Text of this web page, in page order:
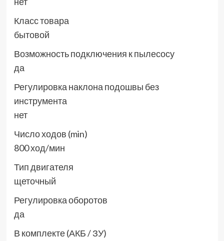
Класс товара
бытовой
Возможность подключения к пылесосу
да
Регулировка наклона подошвы без
инструмента
нет
Число ходов (min)
800 ход/мин
Тип двигателя
щеточный
Регулировка оборотов
да
В комплекте (АКБ / ЗУ)